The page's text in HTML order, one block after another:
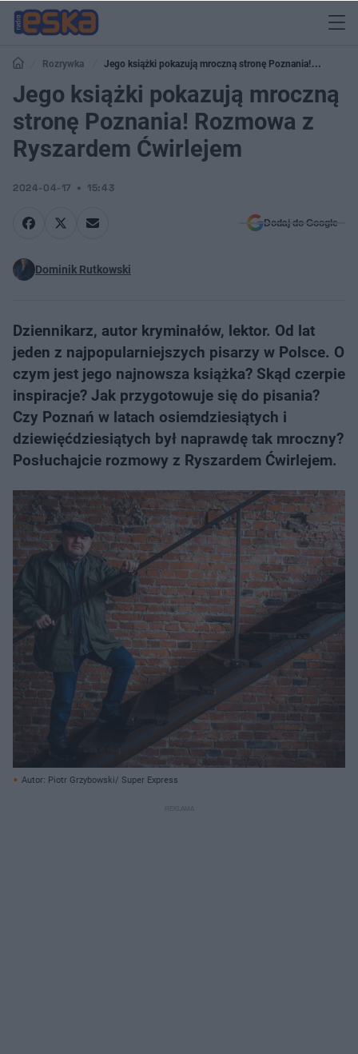
Rozrywka
Jego książki pokazują mroczną stronę Poznania!
Rozmowa z Ryszardem Ćwirlejem
Jego książki pokazują mroczną
stronę Poznania! Rozmowa z
Ryszardem Ćwirlejem
2024-04-17 15:43
Dodaj do Google
Dominik Rutkowski
Dziennikarz, autor kryminałów, lektor. Od lat
jeden z najpopularniejszych pisarzy w Polsce. O
czym jest jego najnowsza książka? Skąd czerpie
inspiracje? Jak przygotowuje się do pisania?
Czy Poznań w latach osiemdziesiątych i
dziewięćdziesiątych był naprawdę tak mroczny?
Posłuchajcie rozmowy z Ryszardem Ćwirlejem.
Autor: Piotr Grzybowski/ Super Express